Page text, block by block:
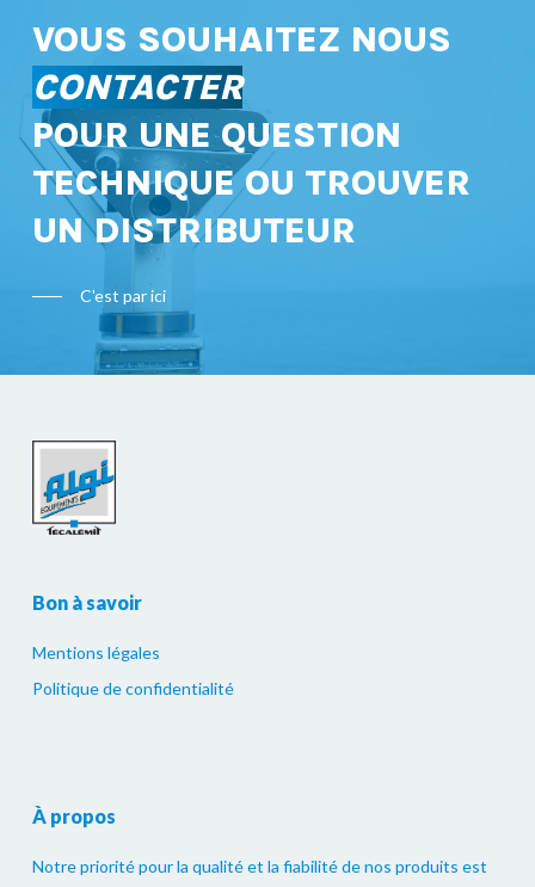
VOUS SOUHAITEZ NOUS
CONTACTER
POUR UNE QUESTION
TECHNIQUE OU TROUVER
UN DISTRIBUTEUR
C'est par ici
Bon à savoir
Mentions légales
Politique de confidentialité
À propos
Notre priorité pour la qualité et la fiabilité de nos produits est